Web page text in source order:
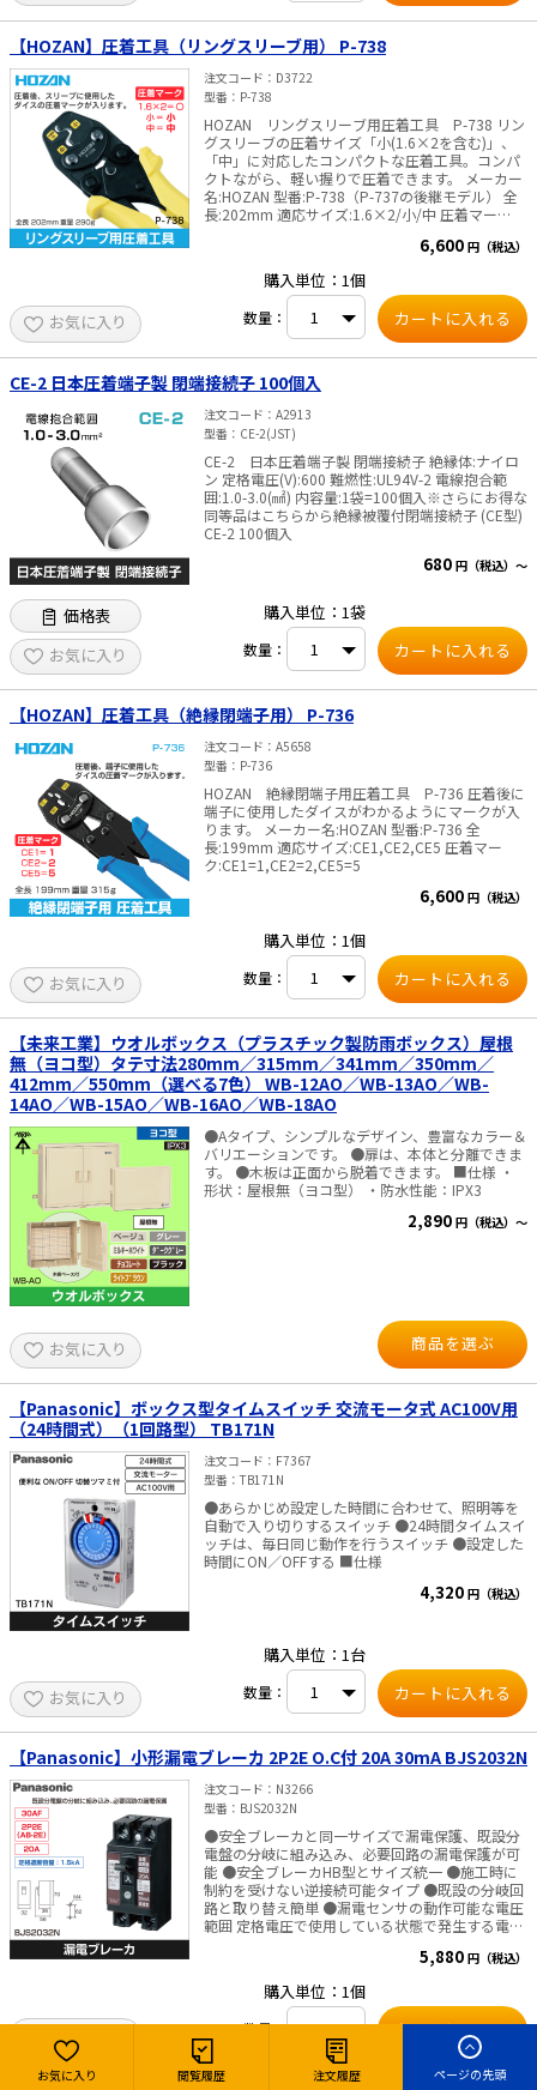
【HOZAN】圧着工具（リングスリーブ用） P-738
注文コード
D3722
型番
P-738
HOZAN リングスリーブ用圧着工具 P-738 リン
グスリーブの圧着サイズ「小(1.6×2を含む)」、
「中」に対応したコンパクトな圧着工具。コンパ
クトながら、軽い握りで圧着できます。 メーカー
名:HOZAN 型番:P-738（P-737の後継モデル） 全
長:202mm 適応サイズ:1.6×2/小/中 圧着マー
6,600 円（税込）
お気に入り
購入単位：1個
数量：
CE-2 日本圧着端子製 閉端接続子 100個入
注文コード
A2913
型番
CE-2(JST)
CE-2 日本圧着端子製 閉端接続子 絶縁体:ナイロ
ン 定格電圧(V):600 難燃性:UL94V-2 電線抱合範
囲:1.0-3.0(㎟) 内容量:1袋=100個入※さらにお得な
同等品はこちらから絶縁被覆付閉端接続子 (CE型)
CE-2 100個入
680 円（税込）～
価格表
お気に入り
購入単位：1袋
数量：
【HOZAN】圧着工具（絶縁閉端子用） P-736
注文コード
A5658
型番
P-736
HOZAN 絶縁閉端子用圧着工具 P-736 圧着後に
端子に使用したダイスがわかるようにマークが入
ります。 メーカー名:HOZAN 型番:P-736 全
長:199mm 適応サイズ:CE1,CE2,CE5 圧着マー
ク:CE1=1,CE2=2,CE5=5
6,600 円（税込）
お気に入り
購入単位：1個
数量：
【未来工業】ウオルボックス（プラスチック製防雨ボックス）屋根
無（ヨコ型）タテ寸法280mm／315mm／341mm／350mm／
412mm／550mm（選べる7色） WB-12AO／WB-13AO／WB-
14AO／WB-15AO／WB-16AO／WB-18AO
●Aタイプ、シンプルなデザイン、豊富なカラー＆
バリエーションです。 ●扉は、本体と分離できま
す。 ●木板は正面から脱着できます。 ■仕様 ・
形状：屋根無（ヨコ型） ・防水性能：IPX3
2,890 円（税込）～
お気に入り 商品を選ぶ
【Panasonic】ボックス型タイムスイッチ 交流モータ式 AC100V用
（24時間式）（1回路型） TB171N
注文コード
F7367
型番
TB171N
●あらかじめ設定した時間に合わせて、照明等を
自動で入り切りするスイッチ ●24時間タイムスイ
ッチは、毎日同じ動作を行うスイッチ ●設定した
時間にON／OFFする ■仕様
4,320 円（税込）
お気に入り
購入単位：1台
数量：
【Panasonic】小形漏電ブレーカ 2P2E O.C付 20A 30mA BJS2032N
注文コード
N3266
型番
BJS2032N
●安全ブレーカと同一サイズで漏電保護、既設分
電盤の分岐に組み込み、必要回路の漏電保護が可
能 ●安全ブレーカHB型とサイズ統一 ●施工時に
制約を受けない逆接続可能タイプ ●既設の分岐回
路と取り替え簡単 ●漏電センサの動作可能な電圧
範囲 定格電圧で使用している状態で発生する電圧
囲です。 ※ブレーカは定格電圧でご使用くださ
す。 ●雷サージ・高調波（インバータなど）対応
付） ・極数素子数：2P2E（AB-2E） ・定格電
流：20A ・漏電感度電流：30mA ・相線式：
1φ2W（単相2線式）、1φ3W（単相3線式） ・定
5,880 円（税込）
お気に入り
購入単位：1個
数量：
お気に入り 閲覧履歴 注文履歴 ページの先頭